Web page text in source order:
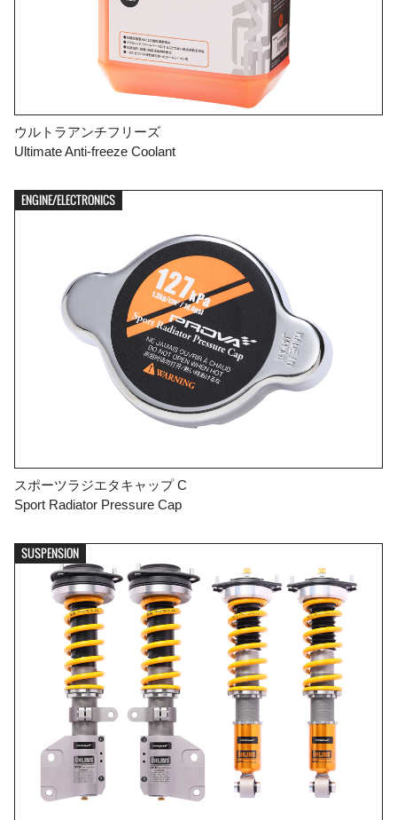
ウルトラアンチフリーズ
Ultimate Anti-freeze Coolant
ENGINE/ELECTRONICS
スポーツラジエタキャップ C
Sport Radiator Pressure Cap
SUSPENSION